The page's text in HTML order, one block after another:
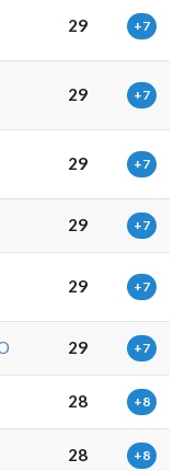
29 +7
29 +7
29 +7
29 +7
29 +7
29 +7
28 +8
28 +8